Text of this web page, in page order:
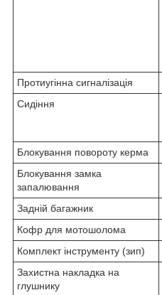
Протиугінна сигналізація
Сидіння
Блокування повороту керма
Блокування замка
запалювання
Задній багажник
Кофр для мотошолома
Комплект інструменту (зип)
Захистна накладка на
глушнику